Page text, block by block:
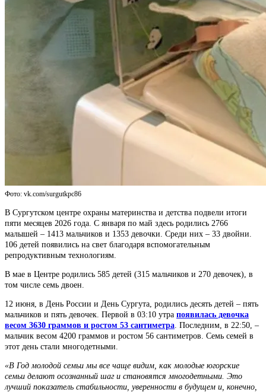
Фото: vk.com/surgutkpc86
В Сургутском центре охраны материнства и детства подвели итоги
пяти месяцев 2026 года. С января по май здесь родились 2766
малышей – 1413 мальчиков и 1353 девочки. Среди них – 33 двойни.
106 детей появились на свет благодаря вспомогательным
репродуктивным технологиям.
В мае в Центре родились 585 детей (315 мальчиков и 270 девочек), в
том числе семь двоен.
12 июня, в День России и День Сургута, родились десять детей – пять
мальчиков и пять девочек. Первой в 03:10 утра появилась девочка
весом 3630 граммов и ростом 53 сантиметра . Последним, в 22:50, –
мальчик весом 4200 граммов и ростом 56 сантиметров. Семь семей в
этот день стали многодетными.
«В Год молодой семьи мы все чаще видим, как молодые югорские
семьи делают осознанный шаг и становятся многодетными. Это
лучший показатель стабильности, уверенности в будущем и, конечно,